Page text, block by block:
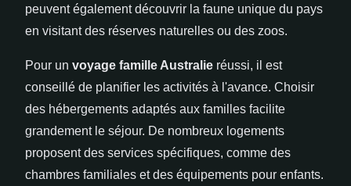
peuvent également découvrir la faune unique du pays
en visitant des réserves naturelles ou des zoos.
Pour un voyage famille Australie réussi, il est
conseillé de planifier les activités à l'avance. Choisir
des hébergements adaptés aux familles facilite
grandement le séjour. De nombreux logements
proposent des services spécifiques, comme des
chambres familiales et des équipements pour enfants.